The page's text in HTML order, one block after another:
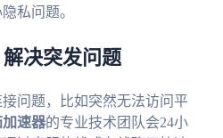
私问题。
决突发问题
问题，比如突然无法访问平
速器的专业技术团队会24小